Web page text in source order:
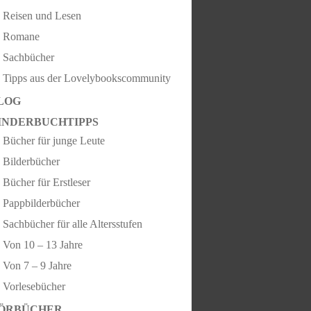
Reisen und Lesen
Romane
Sachbücher
Tipps aus der Lovelybookscommunity
Bücher für junge Leute
Bilderbücher
Bücher für Erstleser
Pappbilderbücher
Sachbücher für alle Altersstufen
Von 10 – 13 Jahre
Von 7 – 9 Jahre
Vorlesebücher